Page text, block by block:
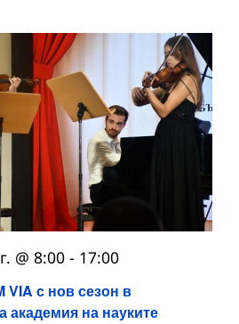
VIA с нов сезон в
академия на науките
@ 8:00 - 17:00